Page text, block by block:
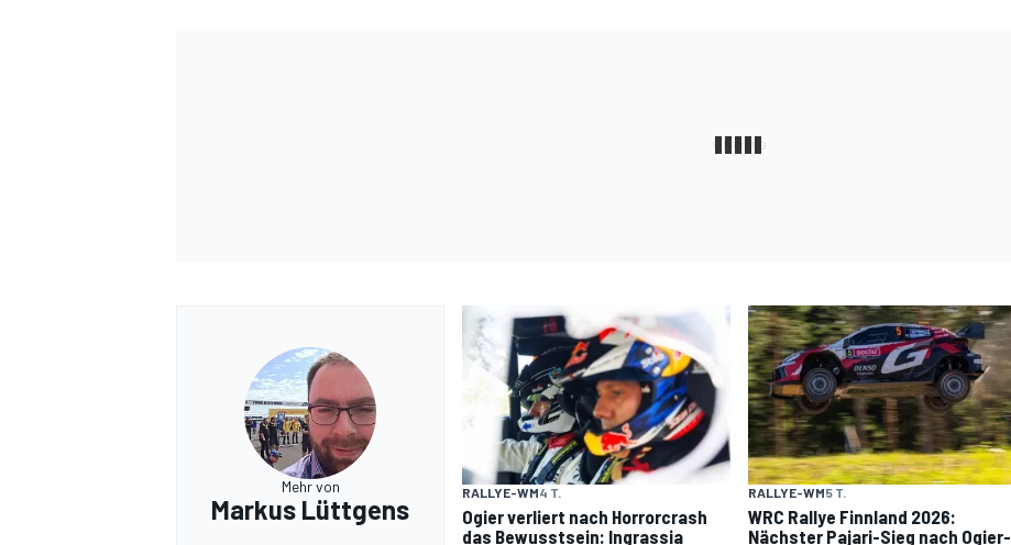
Mehr von
Markus Lüttgens
RALLYE-WM4 T.
Ogier verliert nach Horrorcrash
das Bewusstsein: Ingrassia
RALLYE-WM5 T.
WRC Rallye Finnland 2026:
Nächster Pajari-Sieg nach Ogier-